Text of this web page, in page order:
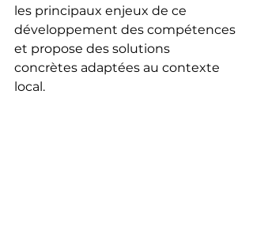
les principaux enjeux de ce
développement des compétences
et propose des solutions
concrètes adaptées au contexte
local.